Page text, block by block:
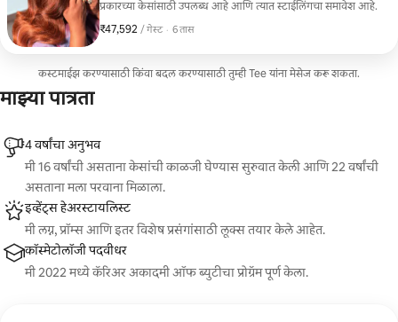
प्रकारच्या केसांसाठी उपलब्ध आहे आणि त्यात स्टाईलिंगचा समावेश आहे.
₹47,592 / गेस्ट
₹47,592 प्रति गेस्ट
, · 6 तास
कस्टमाईझ करण्यासाठी किंवा बदल करण्यासाठी तुम्ही Tee यांना मेसेज करू शकता.
माझ्या पात्रता
4 वर्षांचा अनुभव
मी 16 वर्षांची असताना केसांची काळजी घेण्यास सुरुवात केली आणि 22 वर्षांची
असताना मला परवाना मिळाला.
इव्हेंट्स हेअरस्टायलिस्ट
मी लग्न, प्रॉम्स आणि इतर विशेष प्रसंगांसाठी लूक्स तयार केले आहेत.
कॉस्मेटोलॉजी पदवीधर
मी 2022 मध्ये कॅरिअर अकादमी ऑफ ब्युटीचा प्रोग्रॅम पूर्ण केला.